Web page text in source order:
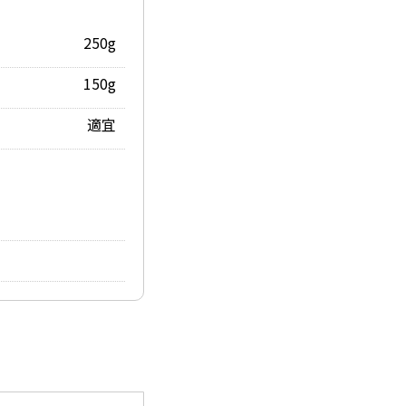
250g
150g
適宜